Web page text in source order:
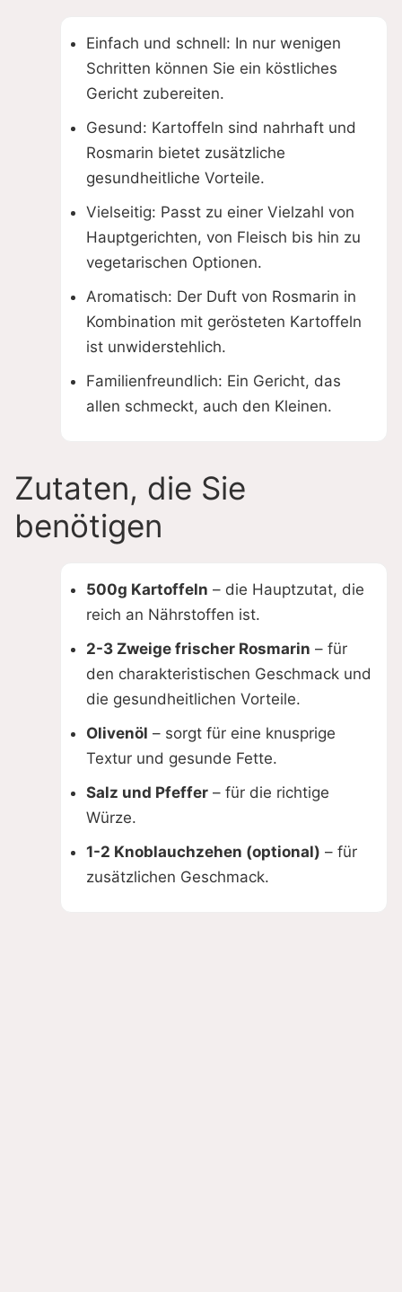
Einfach und schnell: In nur wenigen
Schritten können Sie ein köstliches
Gericht zubereiten.
Gesund: Kartoffeln sind nahrhaft und
Rosmarin bietet zusätzliche
gesundheitliche Vorteile.
Vielseitig: Passt zu einer Vielzahl von
Hauptgerichten, von Fleisch bis hin zu
vegetarischen Optionen.
Aromatisch: Der Duft von Rosmarin in
Kombination mit gerösteten Kartoffeln
ist unwiderstehlich.
Familienfreundlich: Ein Gericht, das
allen schmeckt, auch den Kleinen.
Zutaten, die Sie
benötigen
500g Kartoffeln – die Hauptzutat, die
reich an Nährstoffen ist.
2-3 Zweige frischer Rosmarin – für
den charakteristischen Geschmack und
die gesundheitlichen Vorteile.
Olivenöl – sorgt für eine knusprige
Textur und gesunde Fette.
Salz und Pfeffer – für die richtige
Würze.
1-2 Knoblauchzehen (optional) – für
zusätzlichen Geschmack.